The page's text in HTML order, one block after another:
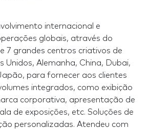
internacional e
globais, através do
7 grandes centros criativos de
Unidos, Alemanha, China, Dubai,
para fornecer aos clientes
integrados, como exibição
corporativa, apresentação de
de exposições, etc. Soluções de
personalizadas. Atendeu com